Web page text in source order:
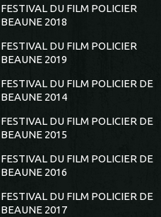
FESTIVAL DU FILM POLICIER
BEAUNE 2018
FESTIVAL DU FILM POLICIER
BEAUNE 2019
FESTIVAL DU FILM POLICIER DE
BEAUNE 2014
FESTIVAL DU FILM POLICIER DE
BEAUNE 2015
FESTIVAL DU FILM POLICIER DE
BEAUNE 2016
FESTIVAL DU FILM POLICIER DE
BEAUNE 2017